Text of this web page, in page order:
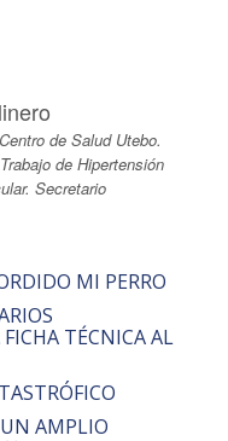
de Salud Utebo.
de Hipertensión
Secretario
MI PERRO
TÉCNICA AL
AMPLIO